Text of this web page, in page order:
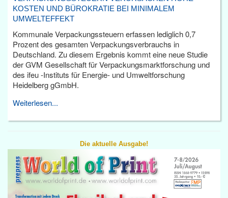
KOSTEN UND BÜROKRATIE BEI MINIMALEM
UMWELTEFFEKT
Kommunale Verpackungssteuern erfassen lediglich 0,7
Prozent des gesamten Verpackungsverbrauchs in
Deutschland. Zu diesem Ergebnis kommt eine neue Studie
der GVM Gesellschaft für Verpackungsmarktforschung und
des ifeu -Instituts für Energie- und Umweltforschung
Heidelberg gGmbH.
Weiterlesen...
Die aktuelle Ausgabe!